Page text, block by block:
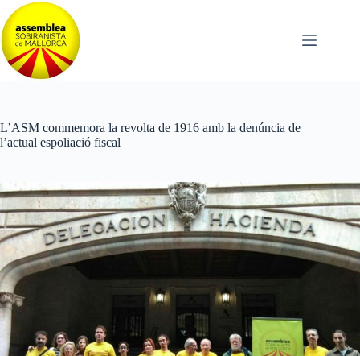
Omet
al
contingut
L’ASM commemora la revolta de 1916 amb la denúncia de
l’actual espoliació fiscal